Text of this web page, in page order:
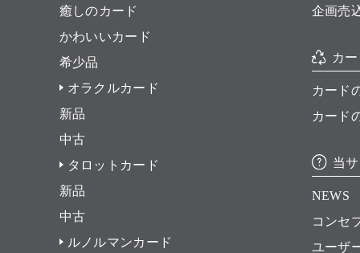
癒しのカード
かわいいカード
希少品
オラクルカード
新品
中古
タロットカード
新品
中古
ルノルマンカード
企画売
カ
カード
カード
当
NEWS
コンセ
ユーザ